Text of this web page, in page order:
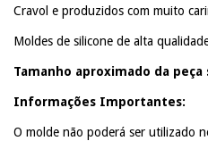
Cravol e produzidos com muito
Moldes de silicone de alta
Tamanho aproximado da peça
Informações Importantes:
O molde não poderá ser utilizado